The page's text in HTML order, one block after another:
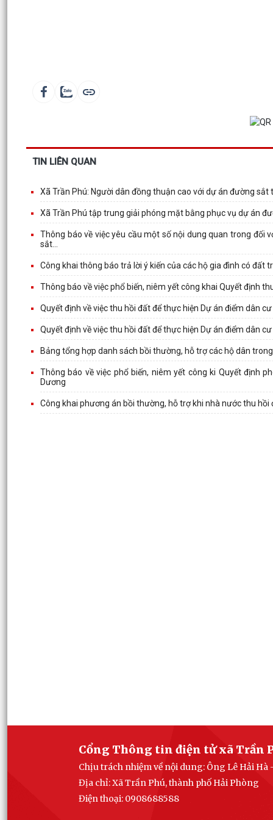
TIN LIÊN QUAN
Xã Trần Phú: Người dân đồng thuận cao với dự án đường sắt
Xã Trần Phú tập trung giải phóng mặt bằng phục vụ dự án
Thông báo về việc yêu cầu một số nội dung quan trong đối
sắt...
Công khai thông báo trả lời ý kiến của các hộ gia đình có đất
Thông báo về việc phổ biến, niêm yết công khai Quyết định
Quyết định về việc thu hồi đất để thực hiện Dự án điểm dân
Quyết định về việc thu hồi đất để thực hiện Dự án điểm dân
Bảng tổng hợp danh sách bồi thường, hỗ trợ các hộ dân
Thông báo về việc phổ biến, niêm yết công ki Quyết định
Dương
Công khai phương án bồi thường, hỗ trợ khi nhà nước thu
Cổng Thông tin điện tử xã Trần
Chịu trách nhiệm về nội dung: Ông Lê Hải
Địa chỉ: Xã Trần Phú, thành phố Hải Phòng
Điện thoại: 0908688588